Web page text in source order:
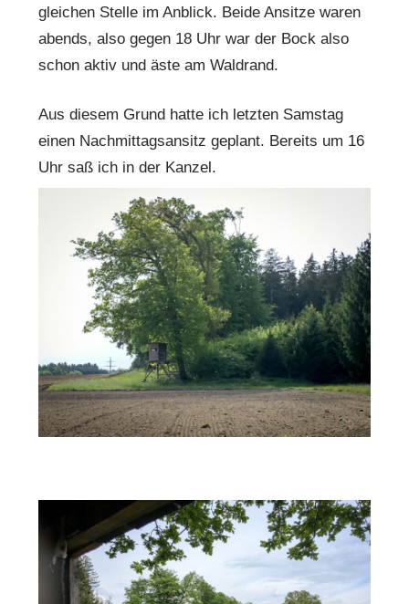
gleichen Stelle im Anblick. Beide Ansitze waren
abends, also gegen 18 Uhr war der Bock also
schon aktiv und äste am Waldrand.
Aus diesem Grund hatte ich letzten Samstag
einen Nachmittagsansitz geplant. Bereits um 16
Uhr saß ich in der Kanzel.